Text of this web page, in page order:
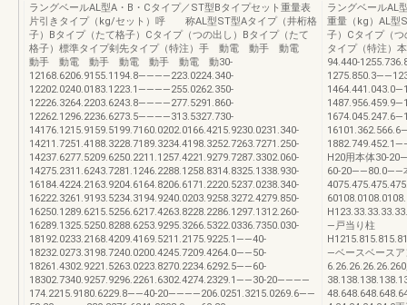
ラングベールAL型A・B・Cタイプ／ST型Bタイプセット重量表
片引きタイプ（kg/セット）呼 称AL型ST型Aタイプ（井桁格
子）Bタイプ（たて格子）Cタイプ（つの出し）Bタイプ（たて
格子）標準タイプ剣先タイプ（特注）手 動電 動手 動電
動手 動電 動手 動電 動手 動電 動30-
12168.6206.9155.1194.8————223.0224.340-
12202.0240.0183.1223.1————255.0262.350-
12226.3264.2203.6243.8————277.5291.860-
12262.1296.2236.6273.5————313.5327.730-
14176.1215.9159.5199.7160.0202.0166.4215.9230.0231.340-
14211.7251.4188.3228.7189.3234.4198.3252.7263.7271.250-
14237.6277.5209.6250.2211.1257.4221.9279.7287.3302.060-
14275.2311.6243.7281.1246.2288.1258.8314.8325.1338.930-
16184.4224.2163.9204.6164.8206.6171.2220.5237.0238.340-
16222.3261.9193.5234.3194.9240.0203.9258.3272.4279.850-
16250.1289.6215.5256.6217.4263.8228.2286.1297.1312.260-
16289.1325.5250.8288.6253.9295.3266.5322.0336.7350.030-
18192.0233.2168.4209.4169.5211.2175.9225.1——40-
18232.0273.3198.7240.0200.4245.7209.4264.0——50-
18261.4302.9221.5263.0223.8270.2234.6292.5——60-
18302.7340.9257.9296.2261.6302.4274.2329.1——30-20————
174.2215.9180.6229.8——40-20————206.0251.3215.0269.6——
ラングベール
重量（kg）AL型
子）Cタイプ（
タイプ（特注）
94.440-
H20用本体30-
60-20——80.0——
—戸当り柱
—ベースベースア